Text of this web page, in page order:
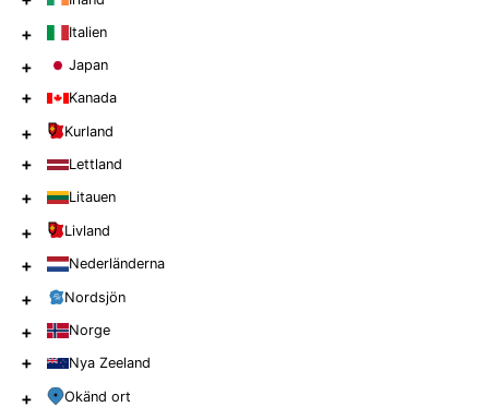
+ Italien
+ Japan
+ Kanada
+ Kurland
+ Lettland
+ Litauen
+ Livland
+ Nederländerna
+ Nordsjön
+ Norge
+ Nya Zeeland
+ Okänd ort